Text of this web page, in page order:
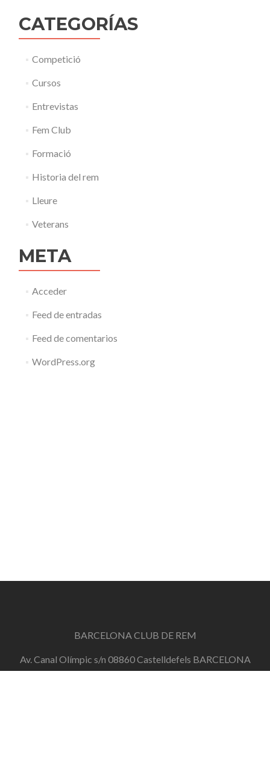
CATEGORÍAS
Competició
Cursos
Entrevistas
Fem Club
Formació
Historia del rem
Lleure
Veterans
META
Acceder
Feed de entradas
Feed de comentarios
WordPress.org
BARCELONA CLUB DE REM
Av. Canal Olímpic s/n 08860 Castelldefels BARCELONA